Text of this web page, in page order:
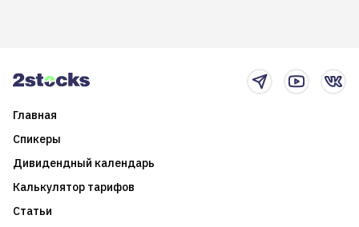
Главная
Спикеры
Дивидендный календарь
Калькулятор тарифов
Статьи